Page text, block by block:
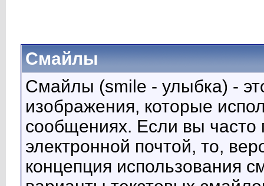
Смайлы
Смайлы (smile - улыбка) -
изображения, которые
сообщениях. Если вы часто
электронной почтой, то,
концепция использования